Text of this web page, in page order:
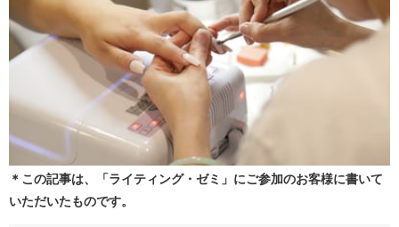
＊この記事は、「ライティング・ゼミ」にご参加のお客様に書いて
いただいたものです。